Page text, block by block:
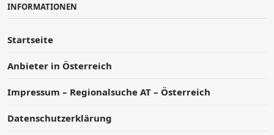
INFORMATIONEN
Startseite
Anbieter in Österreich
Impressum – Regionalsuche AT – Österreich
Datenschutzerklärung